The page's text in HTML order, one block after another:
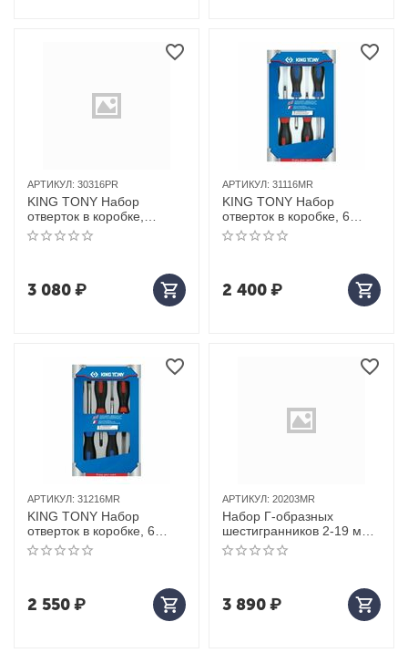
АРТИКУЛ: 30316PR
KING TONY Набор
отверток в коробке,
TORX, 6 предметов
3 080₽
АРТИКУЛ: 31116MR
KING TONY Набор
отверток в коробке, 6
предметов
2 400₽
АРТИКУЛ: 31216MR
KING TONY Набор
отверток в коробке, 6
предметов
2 550₽
АРТИКУЛ: 20203MR
Набор Г-образных
шестигранников 2-19 мм,
с шаровым окончанием,
13 предметов KING TONY
3 890₽